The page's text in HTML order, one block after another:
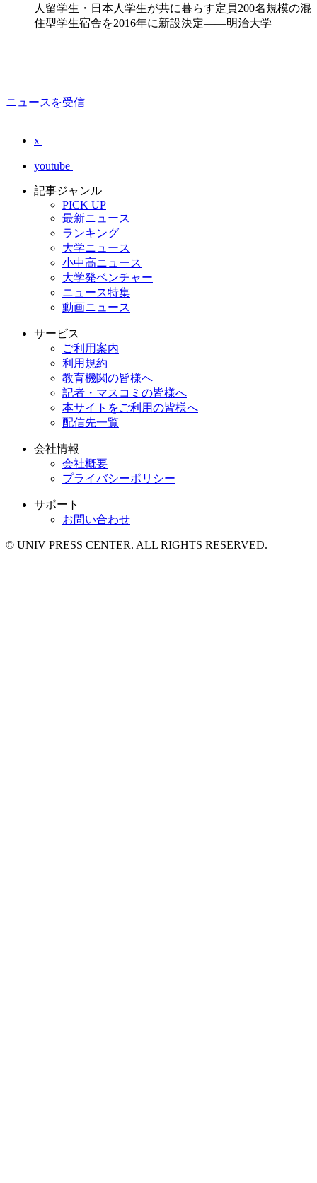
人留学生・日本人学生が共に暮らす定員200名規模の混
住型学生宿舎を2016年に新設決定――明治大学
ニュースを受信
x
youtube
記事ジャンル
PICK UP
最新ニュース
ランキング
大学ニュース
小中高ニュース
大学発ベンチャー
ニュース特集
動画ニュース
サービス
ご利用案内
利用規約
教育機関の皆様へ
記者・マスコミの皆様へ
本サイトをご利用の皆様へ
配信先一覧
会社情報
会社概要
プライバシーポリシー
サポート
お問い合わせ
© UNIV PRESS CENTER. ALL RIGHTS RESERVED.